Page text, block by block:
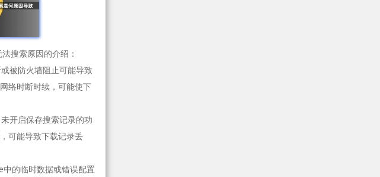
搜索原因的介绍：
被防火墙阻止可能导致
络时断时续，可能使下
开启保存搜索记录的功
可能导致下载记录丢
的临时数据或错误配置